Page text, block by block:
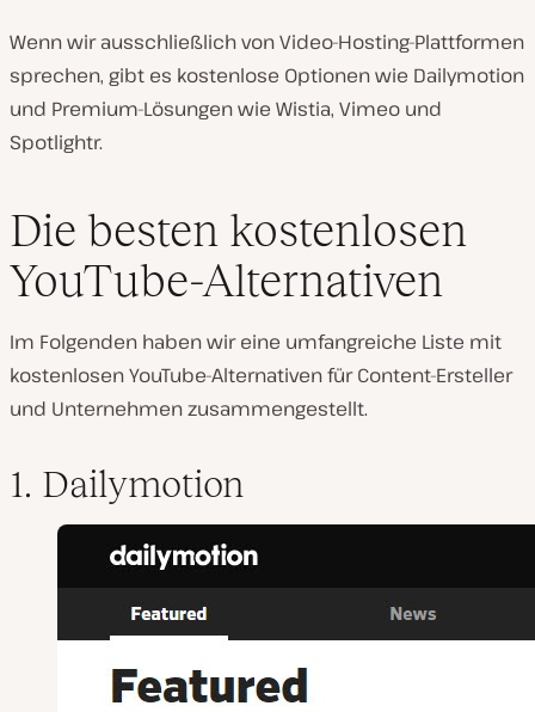
Wenn wir ausschließlich von Video-Hosting-Plattformen
sprechen, gibt es kostenlose Optionen wie Dailymotion
und Premium-Lösungen wie Wistia, Vimeo und
Spotlightr.
Die besten kostenlosen
YouTube-Alternativen
Im Folgenden haben wir eine umfangreiche Liste mit
kostenlosen YouTube-Alternativen für Content-Ersteller
und Unternehmen zusammengestellt.
1. Dailymotion